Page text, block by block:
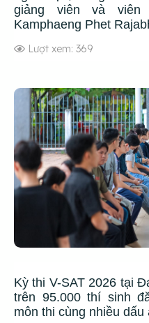
giảng viên và
Kamphaeng Phet
Lượt xem: 369
Kỳ thi V-SAT 2026 tại
trên 95.000 thí sinh
môn thi cùng nhiều dấu